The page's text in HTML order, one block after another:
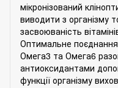
мікронізований
виводити з організму
засвоюваність
Оптимальне
Омега3 та Омега6
антиоксидантами
функції організму